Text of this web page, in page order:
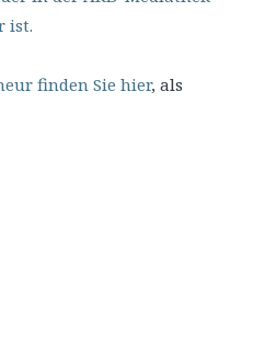
ist.
finden Sie hier, als